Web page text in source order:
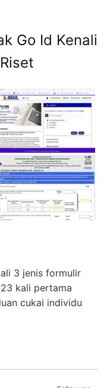
Go Id Kenali
3 jenis formulir
kali pertama
cukai individu